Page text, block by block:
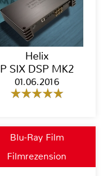
Helix
P SIX DSP MK2
01.06.2016
Blu-Ray Film
Filmrezension